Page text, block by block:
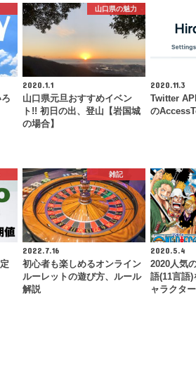
山口県の魅力
2020.1.1
山口県元旦おすすめイベン
ト!! 初日の出、登山【岩国城
の場合】
2020.11.3
Twitter
の
雑記
2022.7.16
初心者も楽しめるオンライン
ルーレットの遊び方、ルール
解説
2020.5.4
2020人気
語(11言語)
ャラクタ